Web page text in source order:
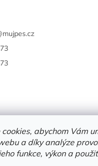
cookies, abychom Vám
a díky analýze
funkce, výkon a
mujpes.cz
Vytvořil